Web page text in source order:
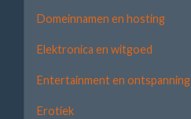
Domeinnamen en hosting
Elektronica en witgoed
Entertainment en ontspanning
Erotiek